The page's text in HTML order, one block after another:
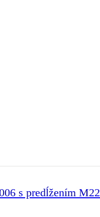
s predĺžením